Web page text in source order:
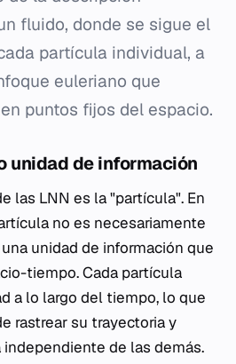
fluido, donde se sigue el
partícula individual, a
euleriano que
puntos fijos del espacio.
unidad de información
las LNN es la "partícula". En
no es necesariamente
unidad de información que
tiempo. Cada partícula
a lo largo del tiempo, lo que
rastrear su trayectoria y
de las demás.